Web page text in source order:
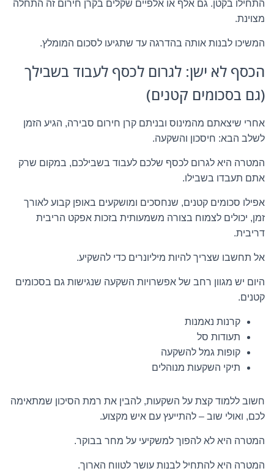
התחילו בקטן. גם אלף או אלפיים שקלים בקרן חירום זה התחלה
מצוינת.
המשיכו לבנות אותה בהדרגה עד שתגיעו לסכום המומלץ.
הכסף לא ישן: לגרום לכסף לעבוד בשבילך
(גם בסכומים קטנים)
אחרי שיצאתם מהמינוס ובניתם קרן חירום סבירה, הגיע הזמן
לשלב הבא: חיסכון והשקעה.
המטרה היא לגרום לכסף שלכם לעבוד בשבילכם, במקום שרק
אתם תעבדו בשבילו.
אפילו סכומים קטנים, שנחסכים ומושקעים באופן קבוע לאורך
זמן, יכולים לצמוח בצורה משמעותית בזכות אפקט הריבית
דריבית.
אל תחשבו שצריך להיות מיליונרים כדי להשקיע.
היום יש מגוון רחב של אפשרויות השקעה שנגישות גם בסכומים
קטנים.
קרנות נאמנות
תעודות סל
קופות גמל להשקעה
תיקי השקעות מנוהלים
חשוב ללמוד קצת על השקעות, להבין את רמת הסיכון שמתאימה
לכם, ואולי שוב – להתייעץ עם איש מקצוע.
המטרה היא לא להפוך למשקיעי על מחר בבוקר.
המטרה היא להתחיל לבנות עושר לטווח הארוך.